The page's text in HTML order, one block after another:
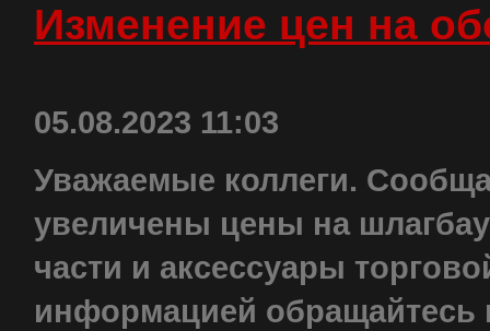
Изменение цен на
05.08.2023 11:03
Уважаемые коллеги.
увеличены цены на
части и аксессуары
информацией обращайтесь